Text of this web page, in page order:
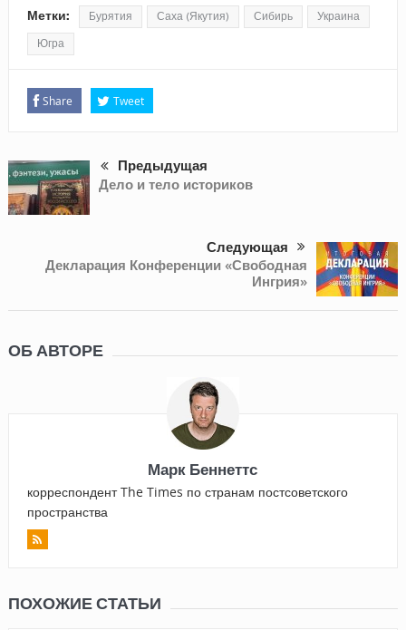
Метки: Бурятия Саха (Якутия) Сибирь Украина
Югра
Share Tweet
Предыдущая
Дело и тело историков
Следующая
Декларация Конференции «Свободная
Ингрия»
ОБ АВТОРЕ
Марк Беннеттс
корреспондент The Times по странам постсоветского
пространства
ПОХОЖИЕ СТАТЬИ